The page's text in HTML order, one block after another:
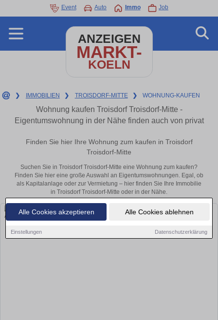
Alle Cookies akzeptieren Alle Cookies ablehnen
Einstellungen Datenschutzerklärung
Event Auto Immo Job
ANZEIGEN
MARKT-
KOELN
❯ IMMOBILIEN ❯ TROISDORF-MITTE ❯ WOHNUNG-KAUFEN
Wohnung kaufen Troisdorf Troisdorf-Mitte -
Eigentumswohnung in der Nähe finden auch von privat
Finden Sie hier Ihre Wohnung zum kaufen in Troisdorf
Troisdorf-Mitte
Suchen Sie in Troisdorf Troisdorf-Mitte eine Wohnung zum kaufen?
Finden Sie hier eine große Auswahl an Eigentumswohnungen. Egal, ob
als Kapitalanlage oder zur Vermietung – hier finden Sie Ihre Immobilie
in Troisdorf Troisdorf-Mitte oder in der Nähe.